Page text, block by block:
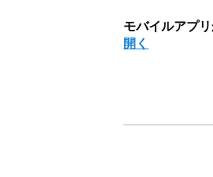
モバイルアプ
開く